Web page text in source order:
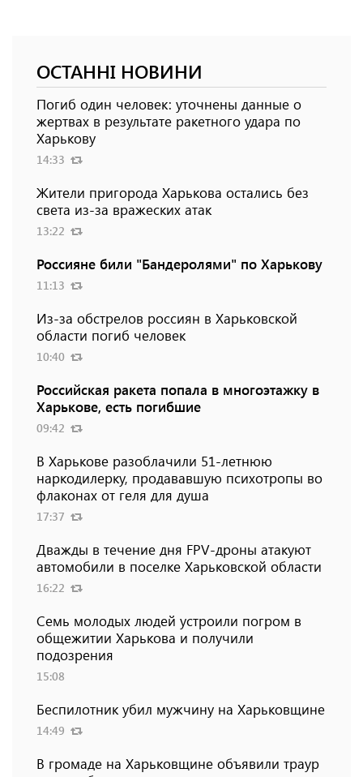
ОСТАННІ НОВИНИ
Погиб один человек: уточнены данные о
жертвах в результате ракетного удара по
Харькову
14:33
Жители пригорода Харькова остались без
света из-за вражеских атак
13:22
Россияне били "Бандеролями" по Харькову
11:13
Из-за обстрелов россиян в Харьковской
области погиб человек
10:40
Российская ракета попала в многоэтажку в
Харькове, есть погибшие
09:42
В Харькове разоблачили 51-летнюю
наркодилерку, продававшую психотропы во
флаконах от геля для душа
17:37
Дважды в течение дня FPV-дроны атакуют
автомобили в поселке Харьковской области
16:22
Семь молодых людей устроили погром в
общежитии Харькова и получили
подозрения
15:08
Беспилотник убил мужчину на Харьковщине
14:49
В громаде на Харьковщине объявили траур